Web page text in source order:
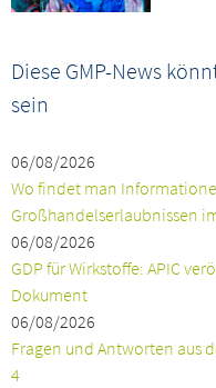
Diese GMP-News
sein
06/08/2026
Wo findet man
Großhandelserlaubnissen
06/08/2026
GDP für Wirkstoffe: APIC
Dokument
06/08/2026
Fragen und Antworten aus
4